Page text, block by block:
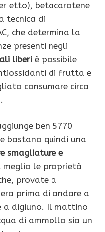
etto), betacarotene
tecnica di
che determina la
presenti negli
liberi è possibile
di frutta e
consumare circa
ben 5770
bastano quindi una
smagliature e
le proprietà
provate a
prima di andare a
a digiuno. Il mattino
di ammollo sia un